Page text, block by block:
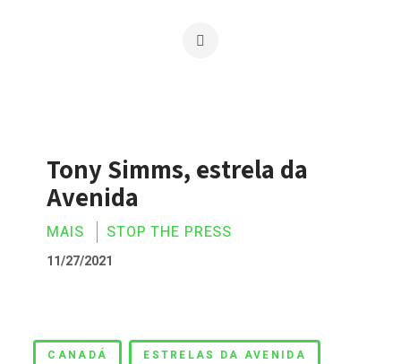
Tony Simms, estrela da
Avenida
MAIS STOP THE PRESS
11/27/2021
Tony Simms, estrela da Avenida
CANADÁ ESTRELAS DA AVENIDA